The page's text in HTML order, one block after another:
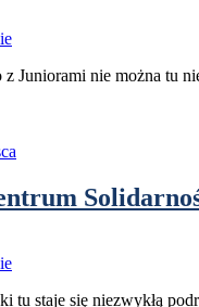
Juniorami nie można tu
tu staje się niezwykłą